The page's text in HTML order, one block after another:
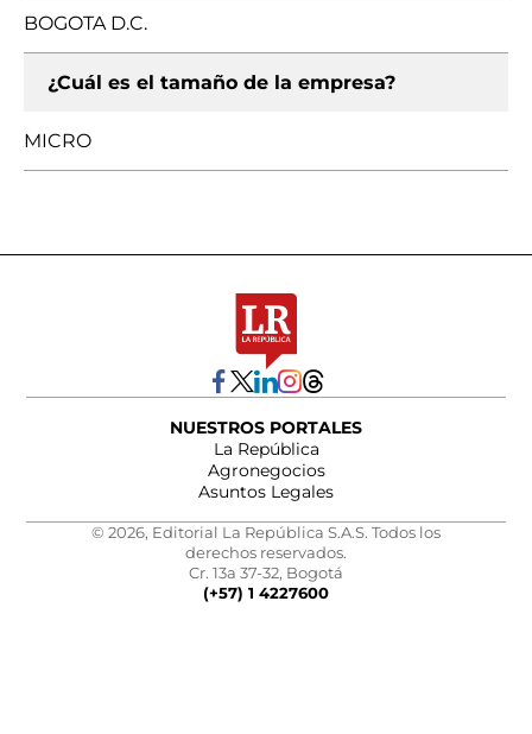
BOGOTA D.C.
¿Cuál es el tamaño de la empresa?
MICRO
NUESTROS PORTALES
La República
Agronegocios
Asuntos Legales
© 2026, Editorial La República S.A.S. Todos los
derechos reservados.
Cr. 13a 37-32, Bogotá
(+57) 1 4227600